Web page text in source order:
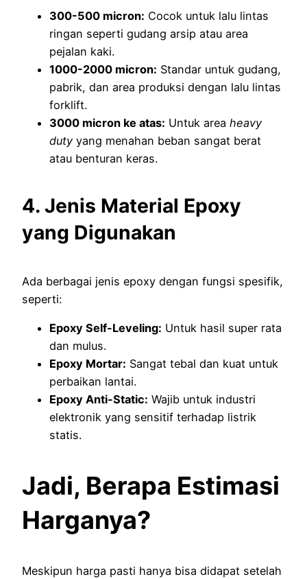
300-500 micron: Cocok untuk lalu lintas
ringan seperti gudang arsip atau area
pejalan kaki.
1000-2000 micron: Standar untuk gudang,
pabrik, dan area produksi dengan lalu lintas
forklift.
3000 micron ke atas: Untuk area heavy
duty yang menahan beban sangat berat
atau benturan keras.
4. Jenis Material Epoxy
yang Digunakan
Ada berbagai jenis epoxy dengan fungsi spesifik,
seperti:
Epoxy Self-Leveling: Untuk hasil super rata
dan mulus.
Epoxy Mortar: Sangat tebal dan kuat untuk
perbaikan lantai.
Epoxy Anti-Static: Wajib untuk industri
elektronik yang sensitif terhadap listrik
statis.
Jadi, Berapa Estimasi
Harganya?
Meskipun harga pasti hanya bisa didapat setelah